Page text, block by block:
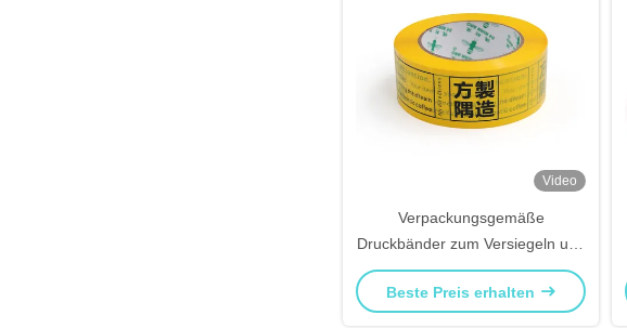
Video
Verpackungsgemäße
Druckbänder zum Versiegeln und
Maskieren von Kartons
Beste Preis erhalten